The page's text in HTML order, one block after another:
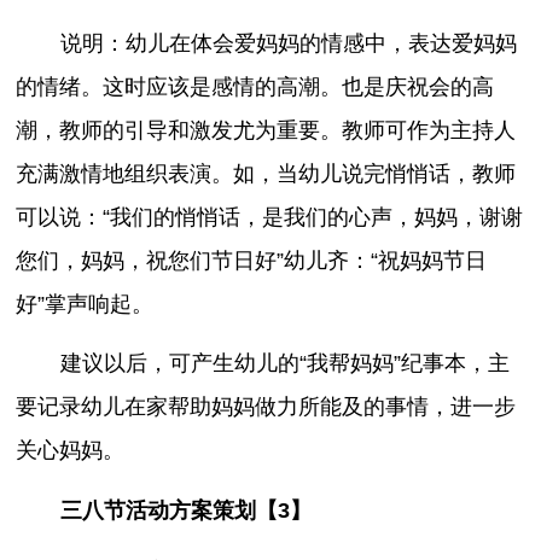
说明：幼儿在体会爱妈妈的情感中，表达爱妈妈
的情绪。这时应该是感情的高潮。也是庆祝会的高
潮，教师的引导和激发尤为重要。教师可作为主持人
充满激情地组织表演。如，当幼儿说完悄悄话，教师
可以说：“我们的悄悄话，是我们的心声，妈妈，谢谢
您们，妈妈，祝您们节日好”幼儿齐：“祝妈妈节日
好”掌声响起。
建议以后，可产生幼儿的“我帮妈妈”纪事本，主
要记录幼儿在家帮助妈妈做力所能及的事情，进一步
关心妈妈。
三八节活动方案策划【3】